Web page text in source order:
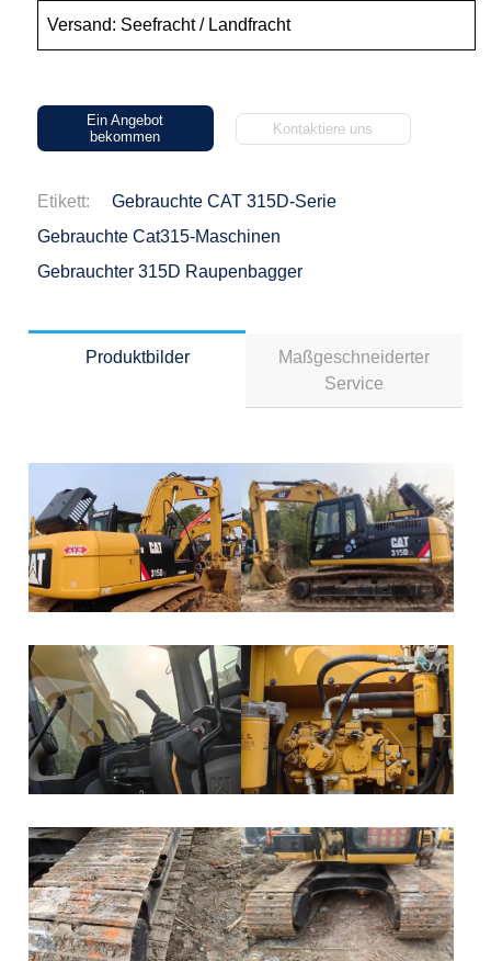
Versand: Seefracht / Landfracht
Ein Angebot
bekommen
Kontaktiere uns
Etikett:
Gebrauchte CAT 315D-Serie
Gebrauchte Cat315-Maschinen
Gebrauchter 315D Raupenbagger
Produktbilder
Maßgeschneiderter
Service